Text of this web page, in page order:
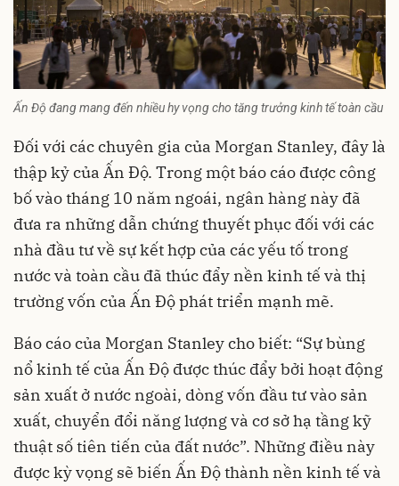
Ấn Độ đang mang đến nhiều hy vọng cho tăng trưởng kinh tế toàn cầu
Đối với các chuyên gia của Morgan Stanley, đây là
thập kỷ của Ấn Độ. Trong một báo cáo được công
bố vào tháng 10 năm ngoái, ngân hàng này đã
đưa ra những dẫn chứng thuyết phục đối với các
nhà đầu tư về sự kết hợp của các yếu tố trong
nước và toàn cầu đã thúc đẩy nền kinh tế và thị
trường vốn của Ấn Độ phát triển mạnh mẽ.
Báo cáo của Morgan Stanley cho biết: “Sự bùng
nổ kinh tế của Ấn Độ được thúc đẩy bởi hoạt động
sản xuất ở nước ngoài, dòng vốn đầu tư vào sản
xuất, chuyển đổi năng lượng và cơ sở hạ tầng kỹ
thuật số tiên tiến của đất nước”. Những điều này
được kỳ vọng sẽ biến Ấn Độ thành nền kinh tế và